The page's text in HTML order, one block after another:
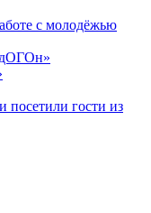
с молодёжью
посетили гости из